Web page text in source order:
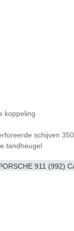
koppeling
schijven
tandheugel
911 (992)
Hell...